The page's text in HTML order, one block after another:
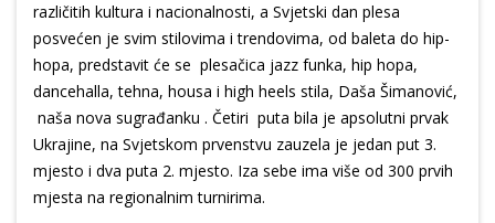
različitih kultura i nacionalnosti, a Svjetski dan plesa
posvećen je svim stilovima i trendovima, od baleta do hip-
hopa, predstavit će se plesačica jazz funka, hip hopa,
dancehalla, tehna, housa i high heels stila, Daša Šimanović,
naša nova sugrađanku . Četiri puta bila je apsolutni prvak
Ukrajine, na Svjetskom prvenstvu zauzela je jedan put 3.
mjesto i dva puta 2. mjesto. Iza sebe ima više od 300 prvih
mjesta na regionalnim turnirima.